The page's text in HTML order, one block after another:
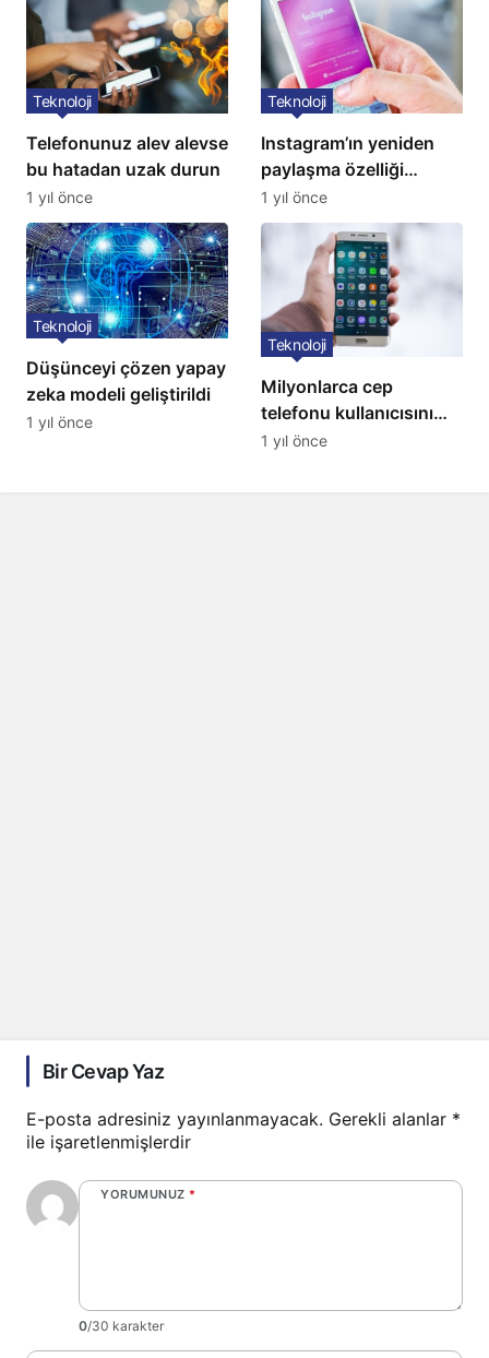
Telefonunuz alev alevse
bu hatadan uzak durun
Teknoloji
1 yıl önce
Instagram’ın yeniden
paylaşma özelliği
kullanıma açıldı
Teknoloji
1 yıl önce
Düşünceyi çözen yapay
zeka modeli geliştirildi
Teknoloji
1 yıl önce
Milyonlarca cep
telefonu kullanıcısını
ilgilendiren karar: 31
Teknoloji
1 yıl önce
Bir Cevap Yaz
E-posta adresiniz yayınlanmayacak. Gerekli alanlar *
ile işaretlenmişlerdir
YORUMUNUZ *
0/30 karakter